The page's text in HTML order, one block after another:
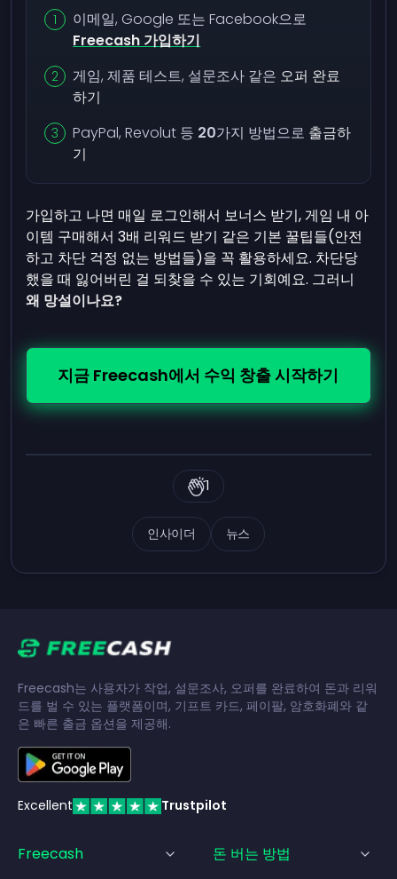
이메일, Google 또는 Facebook으로
Freecash 가입하기
게임, 제품 테스트, 설문조사 같은 오퍼 완료
하기
PayPal, Revolut 등 20가지 방법으로 출금하
기
가입하고 나면 매일 로그인해서 보너스 받기, 게임 내 아
이템 구매해서 3배 리워드 받기 같은 기본 꿀팁들(안전
하고 차단 걱정 없는 방법들)을 꼭 활용하세요. 차단당
했을 때 잃어버린 걸 되찾을 수 있는 기회예요. 그러니
왜 망설이나요?
지금 Freecash에서 수익 창출 시작하기
인사이더 뉴스
1
Freecash는 사용자가 작업, 설문조사, 오퍼를 완료하여 돈과 리워
드를 벌 수 있는 플랫폼이며, 기프트 카드, 페이팔, 암호화폐와 같
은 빠른 출금 옵션을 제공해.
Excellent Trustpilot
Freecash 돈 버는 방법